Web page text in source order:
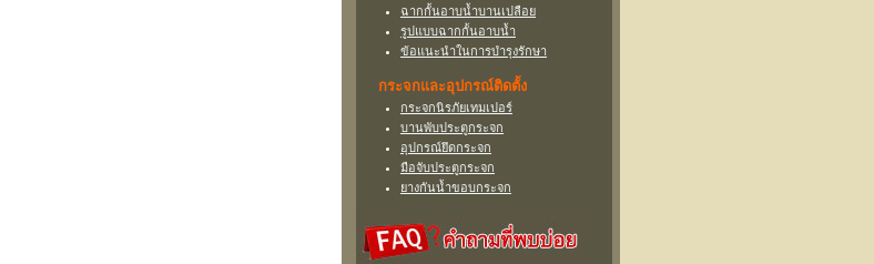
ฉากกั้นอาบน้ำบานเปลือย
รูปแบบฉากกั้นอาบน้ำ
ข้อแนะนำในการบำรุงรักษา
กระจกและอุปกรณ์ติดตั้ง
กระจกนิรภัยเทมเปอร์
บานพับประตูกระจก
อุปกรณ์ยึดกระจก
มือจับประตูกระจก
ยางกันน้ำขอบกระจก